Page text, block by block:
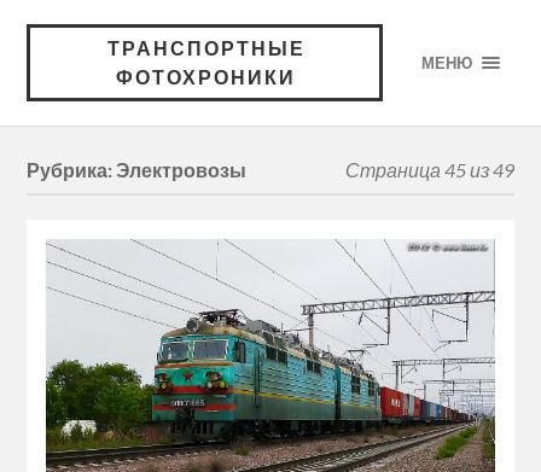
ТРАНСПОРТНЫЕ
ФОТОХРОНИКИ
МЕНЮ
Рубрика:Электровозы Страница 45 из 49